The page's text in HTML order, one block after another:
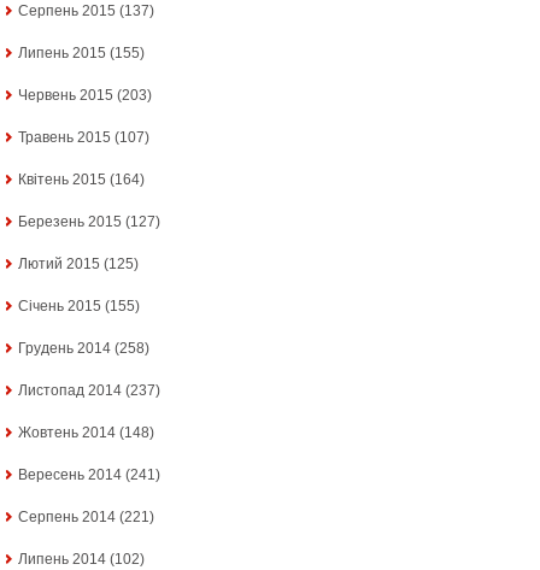
Серпень 2015 (137)
Липень 2015 (155)
Червень 2015 (203)
Травень 2015 (107)
Квітень 2015 (164)
Березень 2015 (127)
Лютий 2015 (125)
Січень 2015 (155)
Грудень 2014 (258)
Листопад 2014 (237)
Жовтень 2014 (148)
Вересень 2014 (241)
Серпень 2014 (221)
Липень 2014 (102)